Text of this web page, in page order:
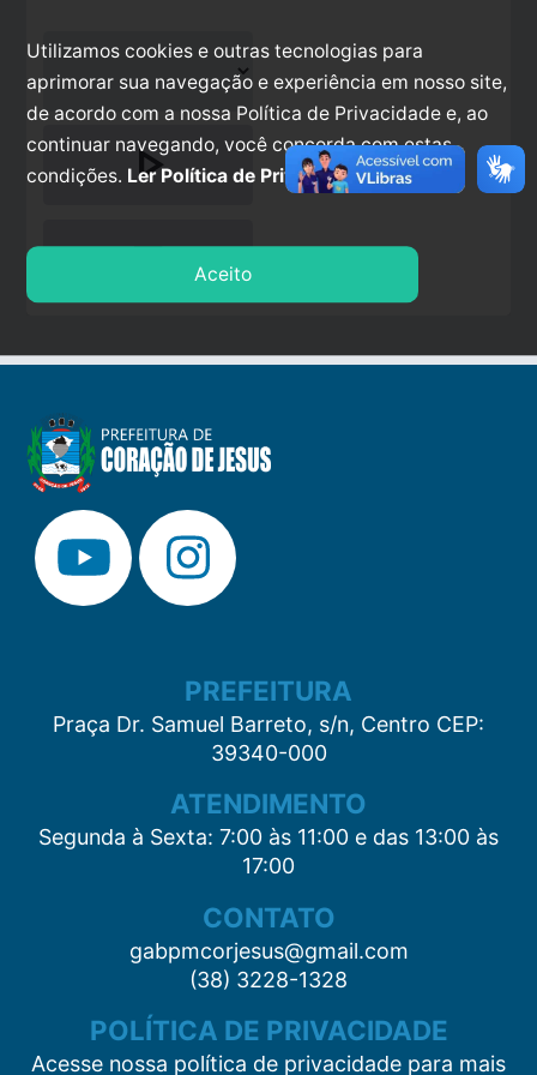
play_arrow
stop
PREFEITURA
Praça Dr. Samuel Barreto, s/n, Centro CEP:
39340-000
ATENDIMENTO
Segunda à Sexta: 7:00 às 11:00 e das 13:00 às
17:00
CONTATO
gabpmcorjesus@gmail.com
(38) 3228-1328
POLÍTICA DE PRIVACIDADE
Acesse nossa política de privacidade para mais
Utilizamos cookies e outras tecnologias para
aprimorar sua navegação e experiência em nosso site,
de acordo com a nossa Política de Privacidade e, ao
continuar navegando, você concorda com estas
condições. Ler Política de Privacidade.
Aceito